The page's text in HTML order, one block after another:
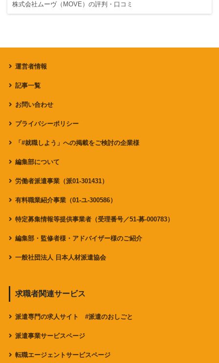
株式会社ムーヴ（MOVE）の評判・口コミ
運営者情報
記事一覧
お問い合わせ
プライバシーポリシー
「#就職しよう」への掲載をご検討の企業様
編集部について
労働者派遣事業（派01-301431）
有料職業紹介事業（01-ユ-300586）
特定募集情報等提供事業者（受理番号／51-募-000783）
編集部・監修者様・アドバイザー様のご紹介
一般社団法人 日本人材派遣協会
求職者関連サービス
派遣専門の求人サイト #派遣のおしごと
派遣事業サービスページ
転職エージェントサービスページ